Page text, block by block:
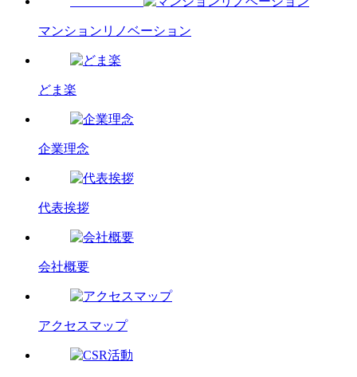
マンションリノベーション
どま楽
企業理念
代表挨拶
会社概要
アクセスマップ